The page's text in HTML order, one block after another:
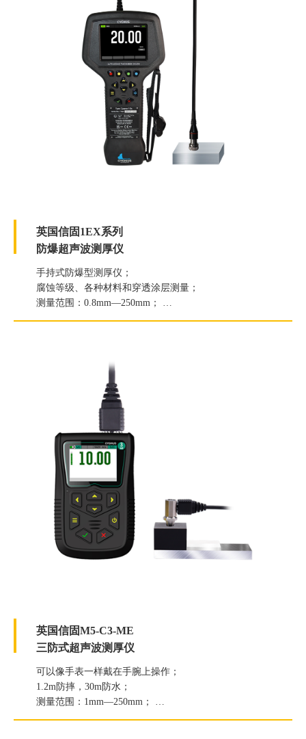
英国信固1EX系列
防爆超声波测厚仪
手持式防爆型测厚仪；
腐蚀等级、各种材料和穿透涂层测量；
测量范围：0.8mm—250mm；
分辨率：0.1mm/0.05mm/0.01mm可选。
英国信固M5-C3-ME
三防式超声波测厚仪
可以像手表一样戴在手腕上操作；
1.2m防摔，30m防水；
测量范围：1mm—250mm；
分辨率：0.1mm/0.05mm可选；